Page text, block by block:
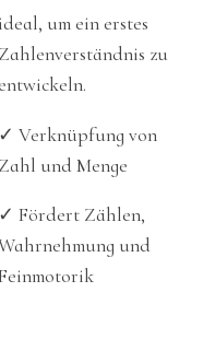
ideal, um ein erstes
Zahlenverständnis zu
✓ Verknüpfung von
Zahl und Menge
✓ Fördert Zählen,
und